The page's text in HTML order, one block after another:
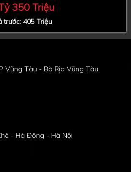
350 Triệu
trước: 405 Triệu
Vũng Tàu - Bà Rịa Vũng Tàu
- Hà Đông - Hà Nội